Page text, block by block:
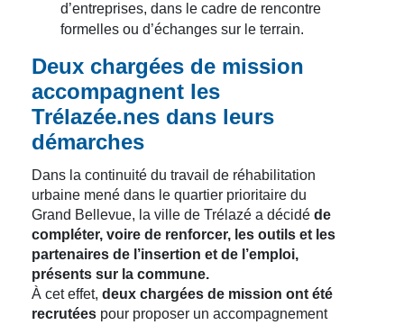
d’entreprises, dans le cadre de rencontre
formelles ou d’échanges sur le terrain.
Deux chargées de mission
accompagnent les
Trélazée.nes dans leurs
démarches
Dans la continuité du travail de réhabilitation
urbaine mené dans le quartier prioritaire du
Grand Bellevue, la ville de Trélazé a décidé de
compléter, voire de renforcer, les outils et les
partenaires de l’insertion et de l’emploi,
présents sur la commune.
À cet effet, deux chargées de mission ont été
recrutées pour proposer un accompagnement